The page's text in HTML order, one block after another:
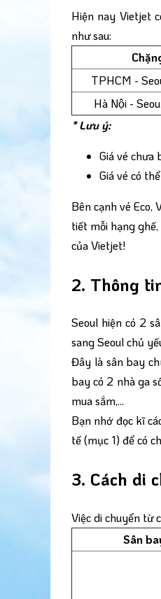
Hiện nay Vietjet
như sau:
TPHCM -
Hà Nội -
* Lưu ý:
Giá vé chưa
Giá vé có
Bên cạnh vé Eco,
tiết mỗi hạng
của Vietjet!
2. Thông
Seoul hiện có 2
sang Seoul chủ
Đây là sân bay
bay có 2 nhà ga
mua sắm,...
Bạn nhớ đọc kĩ
tế(mục 1) để có
3. Cách di
Việc di chuyển từ
Sân